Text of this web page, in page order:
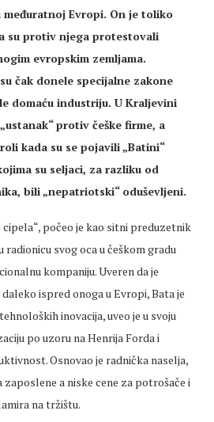
Evropi. On je toliko
su protiv njega protestovali
evropskim zemljama.
čak donele specijalne zakone
domaću industriju. U Kraljevini
protiv češke firme, a
kada su se pojavili „Batini“
su seljaci, za razliku od
bili „nepatriotski“ oduševljeni.
cipela“, počeo je kao sitni preduzetnik
svog oca u češkom gradu
kompaniju. Uveren da je
ispred onoga u Evropi, Bata je
inovacija, uveo je u svoju
po uzoru na Henrija Forda i
Osnovao je radnička naselja,
a niske cene za potrošače i
na tržištu.